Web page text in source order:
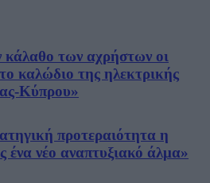
των αχρήστων οι
καλώδιο της ηλεκτρικής
Κύπρου»
προτεραιότητα η
ένα νέο αναπτυξιακό άλμα»